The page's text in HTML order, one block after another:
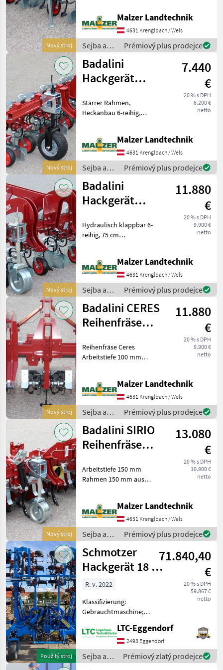
Nový stroj
Striegel
30 - 150 cm Optionen:
Frontanbau,
Pflanzenschutz,
Düngerstreuer, Rahmen-
Stützräd
Malzer Landtechnik
4631 Krenglbach / Wels
Sejba a
starostlivosť
o plodinu
/ Badalini
Prémiový plus prodejce
Nový stroj
Badalini
Hackgerät
Fräse
Reihenfräse
Striegel
7.440
€
20 % s DPH
6.200 €
netto
Starrer Rahmen,
Heckanbau 6-reihig,
30 - 150 cm Optionen:
Frontanbau,
Pflanzenschutz,
Düngerstreuer, Rahmen-
Stützräd
Malzer Landtechnik
4631 Krenglbach / Wels
Sejba a
starostlivosť
o plodinu
/ Badalini
Prémiový plus prodejce
Nový stroj
Badalini
Hackgerät
Fräse
Reihenfräse
Mulcher
11.880
€
20 % s DPH
9.900 €
netto
Hydraulisch klappbar 6-
reihig, 75 cm
Optionen: Frontanbau,
Pflanzenschutz,
Düngerstreuer, Rahmen-
Stützräder,
Malzer Landtechnik
4631 Krenglbach / Wels
Sejba a
starostlivosť
o plodinu
/ Badalini
Prémiový plus prodejce
Nový stroj
Badalini CERES
Reihenfräse
Bodenfräse
11.880
€
20 % s DPH
9.900 €
netto
Reihenfräse Ceres
Arbeitstiefe 100 mm
aus Stahlguss Schwingende
Schutzhauben Vierkant-
Antriebsachse 30 mm
Optionen:
Malzer Landtechnik
4631 Krenglbach / Wels
Sejba a
starostlivosť
o plodinu
/ Badalini
Prémiový plus prodejce
Nový stroj
Badalini SIRIO
Reihenfräse
Bodenfräse
13.080
€
20 % s DPH
10.900 €
netto
Arbeitstiefe 150 mm
Rahmen 150 mm aus
Antriebswelle 41 mm
Schwingwende
Schutzhauben Optionen:
Frontanbau, Hydr
Malzer Landtechnik
4631 Krenglbach / Wels
Sejba a
starostlivosť
o plodinu
/ Badalini
Prémiový plus prodejce
Použitý stroj
Schmotzer
Hackgerät 18 x
50
71.840,40
€
20 % s DPH
59.867 €
netto
R. v. 2022
Klassifizierung:
Gebrauchtmaschine;
HT00400048; Service
Historie: Ja; Weitere
Maschinenmerkmale:
Einzelparallelogrammmaushub
LTC-Eggendorf
2493 Eggendorf
Sejba a
starostlivosť
Prémiový zlatý prodejce